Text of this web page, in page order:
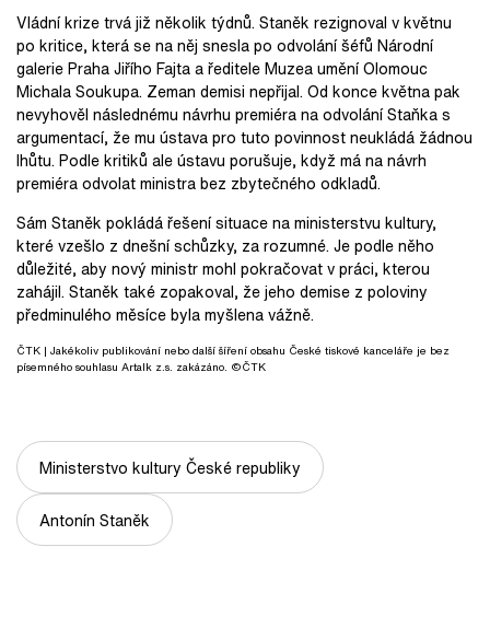
Vládní krize trvá již několik týdnů. Staněk rezignoval v květnu
po kritice, která se na něj snesla po odvolání šéfů Národní
galerie Praha Jiřího Fajta a ředitele Muzea umění Olomouc
Michala Soukupa. Zeman demisi nepřijal. Od konce května pak
nevyhověl následnému návrhu premiéra na odvolání Staňka s
argumentací, že mu ústava pro tuto povinnost neukládá žádnou
lhůtu. Podle kritiků ale ústavu porušuje, když má na návrh
premiéra odvolat ministra bez zbytečného odkladů.
Sám Staněk pokládá řešení situace na ministerstvu kultury,
které vzešlo z dnešní schůzky, za rozumné. Je podle něho
důležité, aby nový ministr mohl pokračovat v práci, kterou
zahájil. Staněk také zopakoval, že jeho demise z poloviny
předminulého měsíce byla myšlena vážně.
ČTK | Jakékoliv publikování nebo další šíření obsahu České tiskové kanceláře je bez
písemného souhlasu Artalk z.s. zakázáno. ©ČTK
Ministerstvo kultury České republiky
Antonín Staněk